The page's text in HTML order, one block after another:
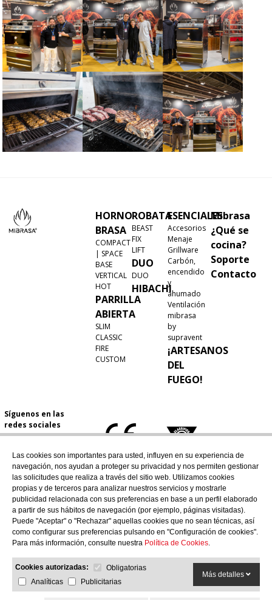
Las cookies son importantes para usted, influyen en su experiencia de
navegación, nos ayudan a proteger su privacidad y nos permiten gestionar
las solicitudes que realiza a través del sitio web. Utilizamos cookies
propias y de terceros para analizar nuestros servicios y mostrarle
publicidad relacionada con sus preferencias en base a un perfil elaborado
a partir de sus hábitos de navegación (por ejemplo, páginas visitadas).
Puede "Aceptar" o "Rechazar" aquellas cookies que no sean técnicas, así
como configurar sus preferencias pulsando en "Configuración de cookies".
Para más información, consulte nuestra Política de Cookies.
Cookies autorizadas:
Obligatorias
Analíticas
Publicitarias
Más detalles
HORNO
BRASA
COMPACT
| SPACE
BASE
VERTICAL
HOT
PARRILLA
ABIERTA
SLIM
CLASSIC
FIRE
CUSTOM
ROBATA
BEAST
FIX
LIFT
DUO
DUO
HIBACHI
ESENCIALES
Accesorios
Menaje
Grillware
Carbón,
encendido
y
ahumado
Ventilación
mibrasa
by
supravent
¡ARTESANOS
DEL
FUEGO!
Mibrasa
¿Qué se
cocina?
Soporte
Contacto
Síguenos en las
redes sociales